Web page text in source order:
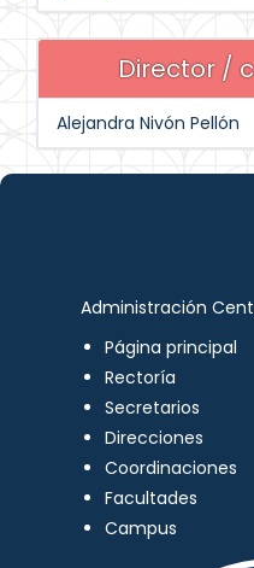
Director /
Alejandra Nivón Pellón
Administración
Página principal
Rectoría
Secretarios
Direcciones
Coordinaciones
Facultades
Campus